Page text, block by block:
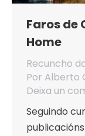
Faros de
Home
Recuncho
Por Alberto
Deixa un
Seguindo